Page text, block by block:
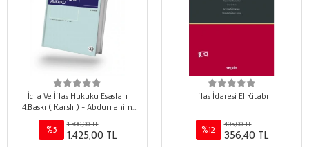
İcra Ve İflas Hukuku Esasları
4.Baskı ( Karslı ) - Abdurrahim
%5
1.500,00 TL
1.425,00 TL
İflas İdaresi El Kitabı
%12
405,00 TL
356,40 TL